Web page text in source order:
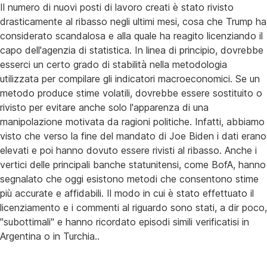
Il numero di nuovi posti di lavoro creati è stato rivisto
drasticamente al ribasso negli ultimi mesi, cosa che Trump ha
considerato scandalosa e alla quale ha reagito licenziando il
capo dell'agenzia di statistica. In linea di principio, dovrebbe
esserci un certo grado di stabilità nella metodologia
utilizzata per compilare gli indicatori macroeconomici. Se un
metodo produce stime volatili, dovrebbe essere sostituito o
rivisto per evitare anche solo l'apparenza di una
manipolazione motivata da ragioni politiche. Infatti, abbiamo
visto che verso la fine del mandato di Joe Biden i dati erano
elevati e poi hanno dovuto essere rivisti al ribasso. Anche i
vertici delle principali banche statunitensi, come BofA, hanno
segnalato che oggi esistono metodi che consentono stime
più accurate e affidabili. Il modo in cui è stato effettuato il
licenziamento e i commenti al riguardo sono stati, a dir poco,
"subottimali" e hanno ricordato episodi simili verificatisi in
Argentina o in Turchia..